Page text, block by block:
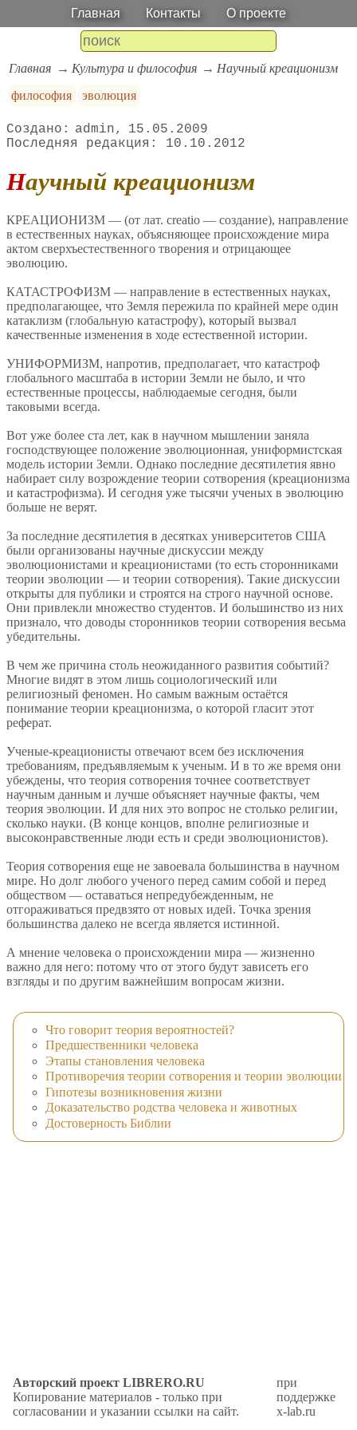
Главная Контакты О проекте
Главная Культура и философия
Научный креационизм
философия
эволюция
admin
15.05.2009
10.10.2012
Научный креационизм
КРЕАЦИОНИЗМ — (от лат. creatio — создание), направление
в естественных науках, объясняющее происхождение мира
актом сверхъестественного творения и отрицающее
эволюцию.
КАТАСТРОФИЗМ — направление в естественных науках,
предполагающее, что Земля пережила по крайней мере один
катаклизм (глобальную катастрофу), который вызвал
качественные изменения в ходе естественной истории.
УНИФОРМИЗМ, напротив, предполагает, что катастроф
глобального масштаба в истории Земли не было, и что
естественные процессы, наблюдаемые сегодня, были
таковыми всегда.
Вот уже более ста лет, как в научном мышлении заняла
господствующее положение эволюционная, униформистская
модель истории Земли. Однако последние десятилетия явно
набирает силу возрождение теории сотворения (креационизма
и катастрофизма). И сегодня уже тысячи ученых в эволюцию
больше не верят.
За последние десятилетия в десятках университетов США
были организованы научные дискуссии между
эволюционистами и креационистами (то есть сторонниками
теории эволюции — и теории сотворения). Такие дискуссии
открыты для публики и строятся на строго научной основе.
Они привлекли множество студентов. И большинство из них
признало, что доводы сторонников теории сотворения весьма
убедительны.
В чем же причина столь неожиданного развития событий?
Многие видят в этом лишь социологический или
религиозный феномен. Но самым важным остаётся
понимание теории креационизма, о которой гласит этот
реферат.
Ученые-креационисты отвечают всем без исключения
требованиям, предъявляемым к ученым. И в то же время они
убеждены, что теория сотворения точнее соответствует
научным данным и лучше объясняет научные факты, чем
теория эволюции. И для них это вопрос не столько религии,
сколько науки. (В конце концов, вполне религиозные и
высоконравственные люди есть и среди эволюционистов).
Теория сотворения еще не завоевала большинства в научном
мире. Но долг любого ученого перед самим собой и перед
обществом — оставаться непредубежденным, не
отгораживаться предвзято от новых идей. Точка зрения
большинства далеко не всегда является истинной.
А мнение человека о происхождении мира — жизненно
важно для него: потому что от этого будут зависеть его
взгляды и по другим важнейшим вопросам жизни.
Что говорит теория вероятностей?
Предшественники человека
Этапы становления человека
Противоречия теории сотворения и теории эволюции
Гипотезы возникновения жизни
Доказательство родства человека и животных
Достоверность Библии
Авторский проект LIBRERO.RU
Копирование материалов - только при
согласовании и указании ссылки на сайт.
при
поддержке
x-lab.ru